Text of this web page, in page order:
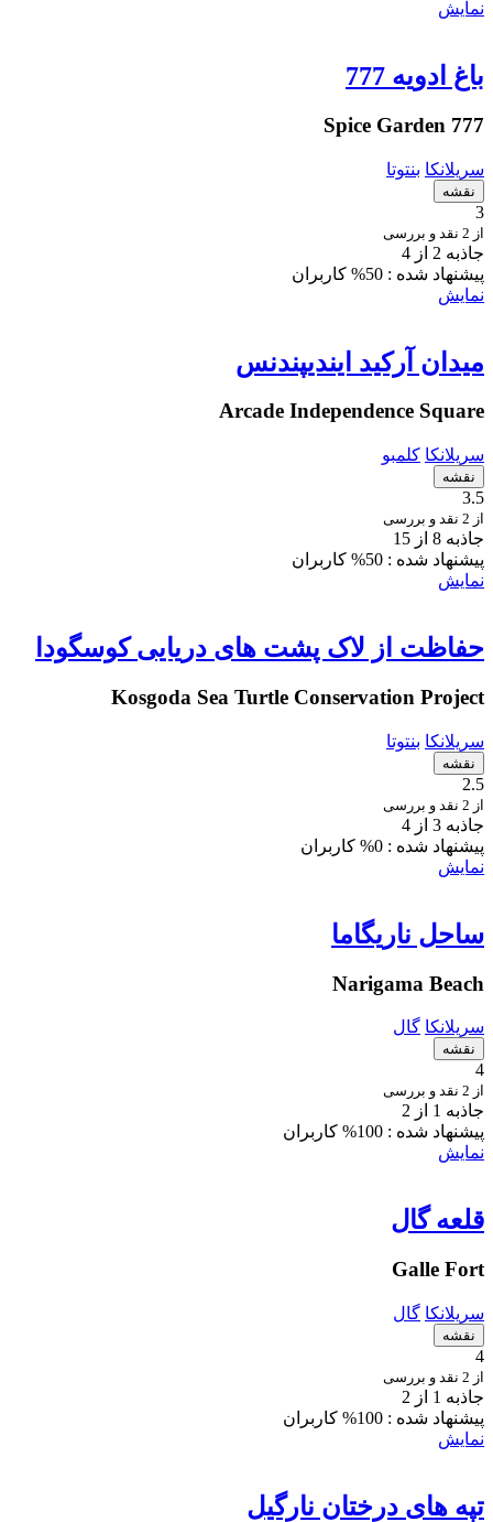
نمایش
باغ ادویه 777
777 Spice Garden
سریلانکا بنتوتا
نقشه
3
از 2 نقد و بررسی
جاذبه 2 از 4
پیشنهاد شده : 50% کاربران
نمایش
میدان آرکید ایندیپندنس
Arcade Independence Square
سریلانکا کلمبو
نقشه
3.5
از 2 نقد و بررسی
جاذبه 8 از 15
پیشنهاد شده : 50% کاربران
نمایش
حفاظت از لاک پشت های دریایی کوسگودا
Kosgoda Sea Turtle Conservation Project
سریلانکا بنتوتا
نقشه
2.5
از 2 نقد و بررسی
جاذبه 3 از 4
پیشنهاد شده : 0% کاربران
نمایش
ساحل ناریگاما
Narigama Beach
سریلانکا گال
نقشه
4
از 2 نقد و بررسی
جاذبه 1 از 2
پیشنهاد شده : 100% کاربران
نمایش
قلعه گال
Galle Fort
سریلانکا گال
نقشه
4
از 2 نقد و بررسی
جاذبه 1 از 2
پیشنهاد شده : 100% کاربران
نمایش
تپه های درختان نارگیل